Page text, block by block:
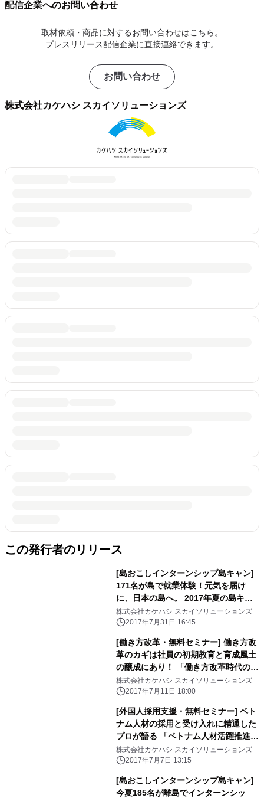
配信企業へのお問い合わせ
取材依頼・商品に対するお問い合わせはこちら。
プレスリリース配信企業に直接連絡できます。
お問い合わせ
株式会社カケハシ スカイソリューションズ
この発行者のリリース
[島おこしインターンシップ島キャン]
171名が島で就業体験！元気を届け
に、日本の島へ。 2017年夏の島キャ
ンが8/2にスタート。
株式会社カケハシ スカイソリューションズ
2017年7月31日 16:45
[働き方改革・無料セミナー] 働き方改
革のカギは社員の初期教育と育成風土
の醸成にあり！ 「働き方改革時代の社
員の育成ポイント」セミナーを 7/20に
東京にて開催。
株式会社カケハシ スカイソリューションズ
2017年7月11日 18:00
[外国人採用支援・無料セミナー] ベト
ナム人材の採用と受け入れに精通した
プロが語る 「ベトナム人材活躍推進セ
ミナー」を7/20に開催いたします。
株式会社カケハシ スカイソリューションズ
2017年7月7日 13:15
[島おこしインターンシップ島キャン]
今夏185名が離島でインターンシッ